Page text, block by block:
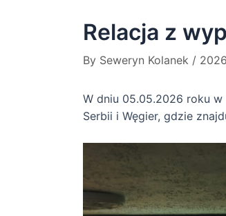
Relacja z
By Seweryn Kolanek /
W dniu 05.05.2026 roku w
Serbii i Węgier, gdzie